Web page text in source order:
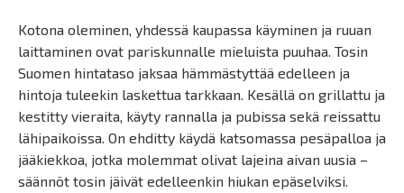
Kotona oleminen, yhdessä kaupassa käyminen ja ruuan
laittaminen ovat pariskunnalle mieluista puuhaa. Tosin
Suomen hintataso jaksaa hämmästyttää edelleen ja
hintoja tuleekin laskettua tarkkaan. Kesällä on grillattu ja
kestitty vieraita, käyty rannalla ja pubissa sekä reissattu
lähipaikoissa. On ehditty käydä katsomassa pesäpalloa ja
jääkiekkoa, jotka molemmat olivat lajeina aivan uusia –
säännöt tosin jäivät edelleenkin hiukan epäselviksi.